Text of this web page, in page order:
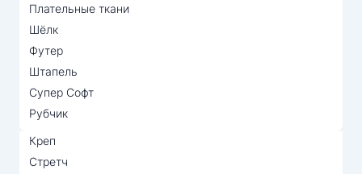
Плательные ткани
Шёлк
Футер
Штапель
Супер Софт
Рубчик
Креп
Стретч